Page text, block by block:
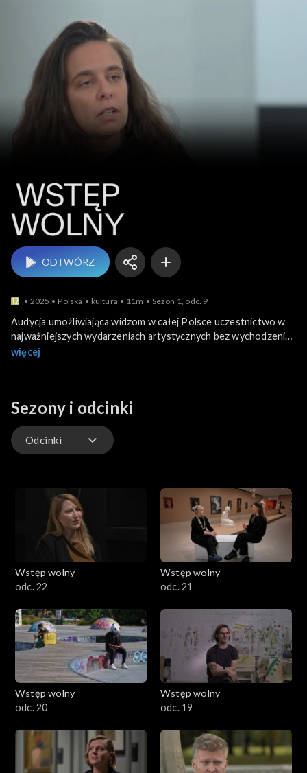
ODTWÓRZ
2025 Polska kultura 11m Sezon 1, odc. 9
Audycja umożliwiająca widzom w całej Polsce uczestnictwo w
najważniejszych wydarzeniach artystycznych bez wychodzenia
z domu. Wraz z prowadzącą Martą Kubalą, widzowie mogą
więcej
Sezony i odcinki
Odcinki
Wstęp wolny
odc. 22
Wstęp wolny
odc. 21
Wstęp wolny
odc. 20
Wstęp wolny
odc. 19